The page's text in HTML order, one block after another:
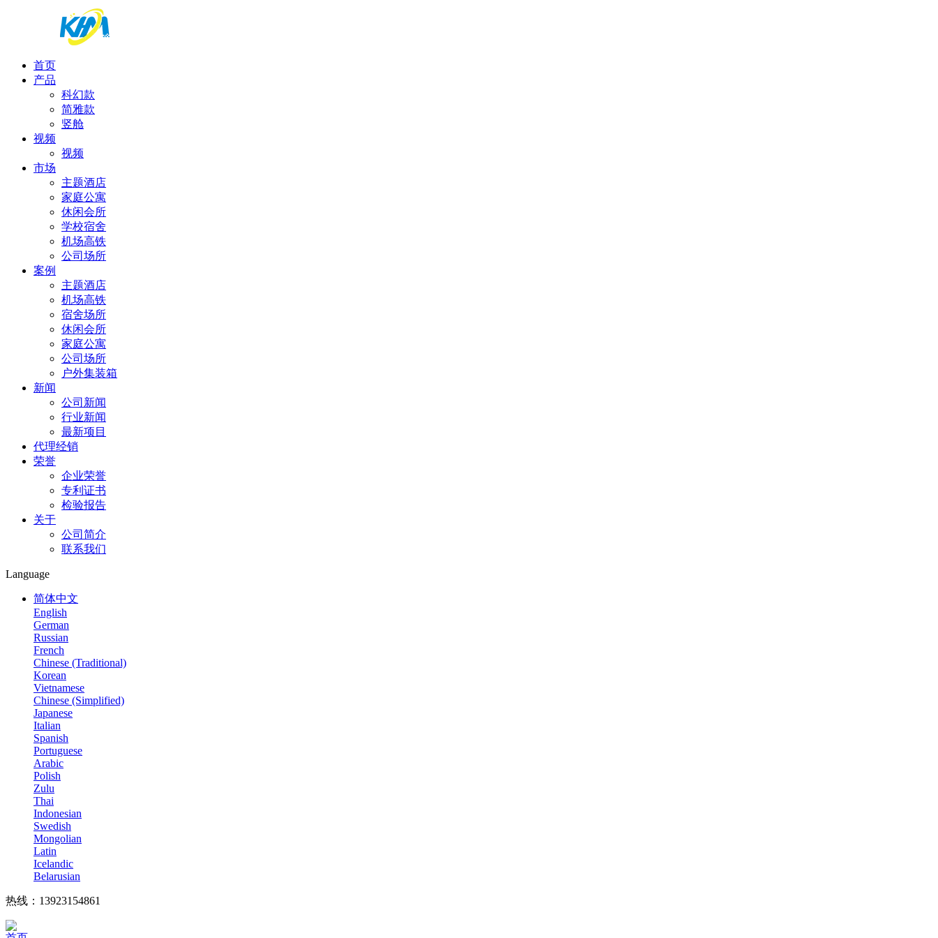
首页
产品
科幻款
简雅款
竖舱
视频
视频
市场
主题酒店
家庭公寓
休闲会所
学校宿舍
机场高铁
公司场所
案例
主题酒店
机场高铁
宿舍场所
休闲会所
家庭公寓
公司场所
户外集装箱
新闻
公司新闻
行业新闻
最新项目
代理经销
荣誉
企业荣誉
专利证书
检验报告
关于
公司简介
联系我们
Language
简体中文
English
German
Russian
French
Chinese (Traditional)
Korean
Vietnamese
Chinese (Simplified)
Japanese
Italian
Spanish
Portuguese
Arabic
Polish
Zulu
Thai
Indonesian
Swedish
Mongolian
Latin
Icelandic
Belarusian
热线：13923154861